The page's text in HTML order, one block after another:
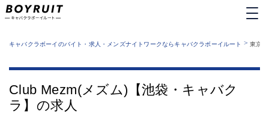
業種から探す
運営者情報
サイトマップ
キャバクラボーイのバイト・求人・メンズナイトワークならキャバクラボーイルート > 東京
Club Mezm(メズム)【池袋・キャバク
ラ】の求人
六本木
池袋
新橋